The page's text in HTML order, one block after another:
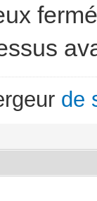
de